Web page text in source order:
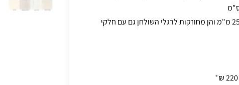
עובי קושרות השולחן עבות – 25 מ"מ והן מחוזקות לרגלי השולחן גם עם חלקי
*